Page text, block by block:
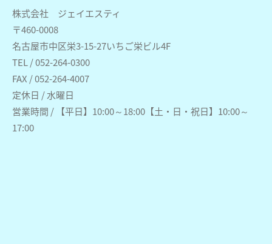
株式会社 ジェイエスティ
〒460-0008
名古屋市中区栄3-15-27いちご栄ビル4F
TEL / 052-264-0300
FAX / 052-264-4007
定休日 / 水曜日
営業時間 / 【平日】10:00～18:00【土・日・祝日】10:00～
17:00